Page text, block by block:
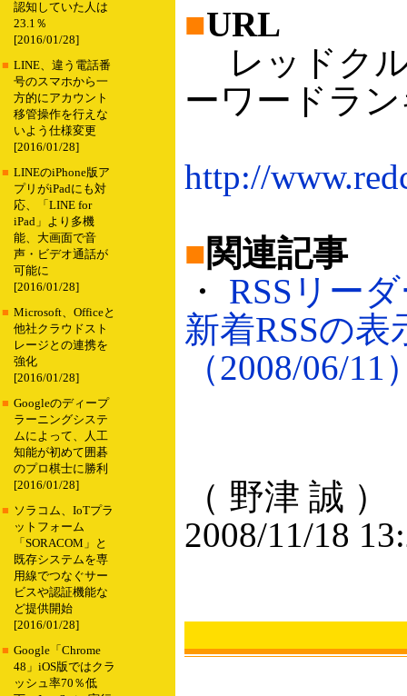
認知していた人は
23.1％
[2016/01/28]
■ LINE、違う電話番
号のスマホから一
方的にアカウント
移管操作を行えな
いよう仕様変更
[2016/01/28]
■ LINEのiPhone版ア
プリがiPadにも対
応、「LINE for
iPad」より多機
能、大画面で音
声・ビデオ通話が
可能に
[2016/01/28]
■ Microsoft、Officeと
他社クラウドスト
レージとの連携を
強化
[2016/01/28]
■ Googleのディープ
ラーニングシステ
ムによって、人工
知能が初めて囲碁
のプロ棋士に勝利
[2016/01/28]
■ ソラコム、IoTプラ
ットフォーム
「SORACOM」と
既存システムを専
用線でつなぐサー
ビスや認証機能な
ど提供開始
[2016/01/28]
■ Google「Chrome
48」iOS版ではクラ
ッシュ率70％低
■URL
レッドクル
ーワードラ
http://
■関連記事
・ RSSリー
新着RSSの
（2008/06/11
（ 野津 誠 ）
2008/11/18